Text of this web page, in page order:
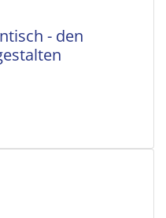
- den